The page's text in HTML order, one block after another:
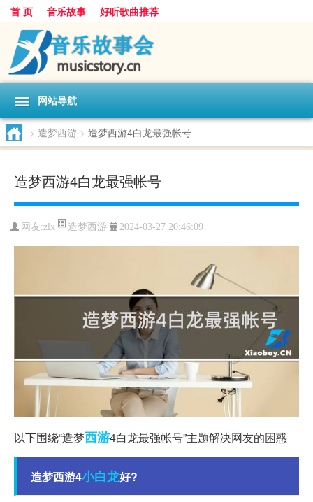
首 页 音乐故事 好听歌曲推荐
网站导航
> 造梦西游 > 造梦西游4白龙最强帐号
造梦西游4白龙最强帐号
网友:zlx 造梦西游 2024-03-27 20:46:09
以下围绕“造梦西游4白龙最强帐号”主题解决网友的困惑
造梦西游4小白龙好?